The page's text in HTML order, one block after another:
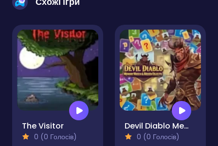
The Visitor
0 (0 Голосів)
Devil Diablo Memory Match & Hidden Objects
0 (0 Голосів)